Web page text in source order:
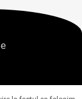
drepturile rezervate